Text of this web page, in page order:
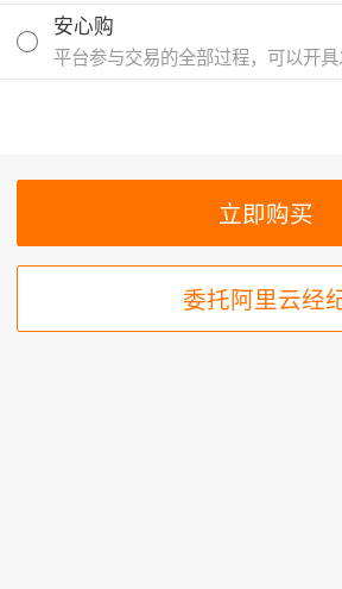
安心购
平台参与交易的全部过程，可以开
委托阿里云经